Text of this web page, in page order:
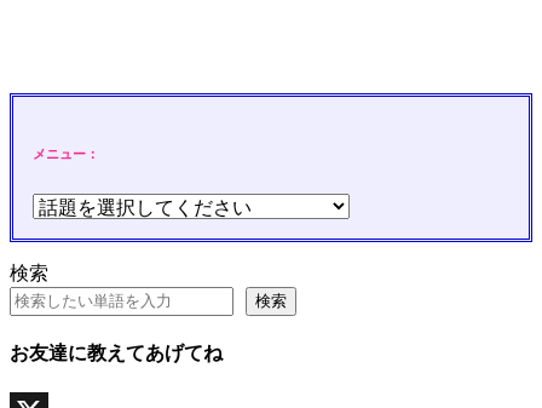
メニュー：
検索
検索
お友達に教えてあげてね